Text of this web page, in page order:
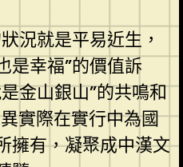
況就是平易近生，
是幸福”的價值訴
金山銀山”的共鳴和
實際在實行中為國
擁有，凝聚成中漢文